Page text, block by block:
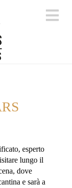
esperto
lungo il
dove
e sarà a